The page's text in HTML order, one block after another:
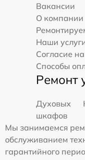
Вакансии
О компании
Наши
Согласие
Способы
Ремонт
Духовых
шкафов
Мы занимаемся
обслуживанием
гарантийного